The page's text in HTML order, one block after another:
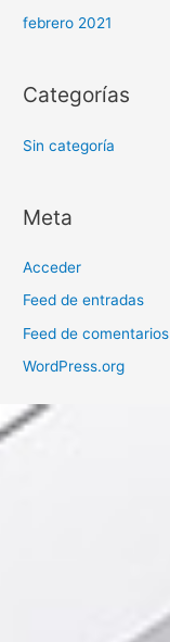
febrero 2021
Categorías
Sin categoría
Meta
Acceder
Feed de entradas
Feed de comentarios
WordPress.org